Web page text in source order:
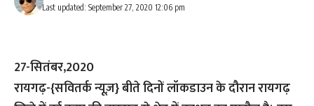
Last updated: September 27, 2020 12:06 pm
27-सितंबर,2020
रायगढ़-{सवितर्क न्यूज़}बीते दिनों लॉकडाउन के दौरान रायगढ़